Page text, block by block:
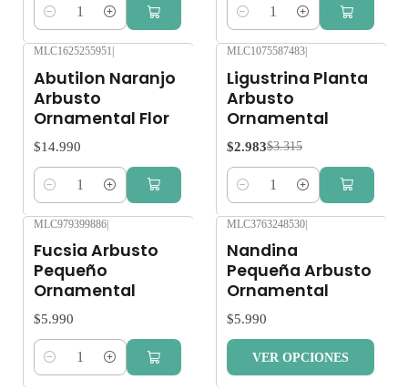
Cantidad Cantidad
MLC1625255951
Abutilon Naranjo
Arbusto
Ornamental Flor
$14.990
Cantidad
MLC1075587483
Ligustrina Planta
Arbusto
Ornamental
$2.983$3.315
Cantidad
MLC979399886|
Fucsia Arbusto
Pequeño
Ornamental
$5.990
Cantidad
MLC3763248530|
Nandina
Pequeña Arbusto
Ornamental
$5.990
VER OPCIONES